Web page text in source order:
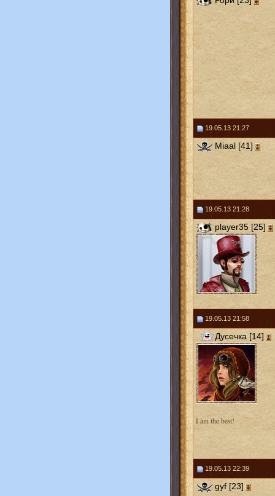
19.05.13 21:27
Miaal [41]
19.05.13 21:28
player35 [25]
19.05.13 21:58
Дусечка [14]
I am the best!
19.05.13 22:39
gyf [23]